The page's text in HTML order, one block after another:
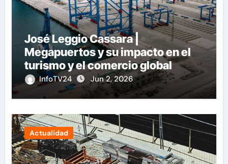
José Leggio Cassara |
Megapuertos y su impacto en el
turismo y el comercio global
InfoTV24 Jun 2, 2026
Actualidad